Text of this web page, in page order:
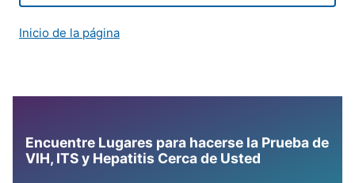
Inicio de la página
Encuentre Lugares para hacerse la Prueba de
VIH, ITS y Hepatitis Cerca de Usted